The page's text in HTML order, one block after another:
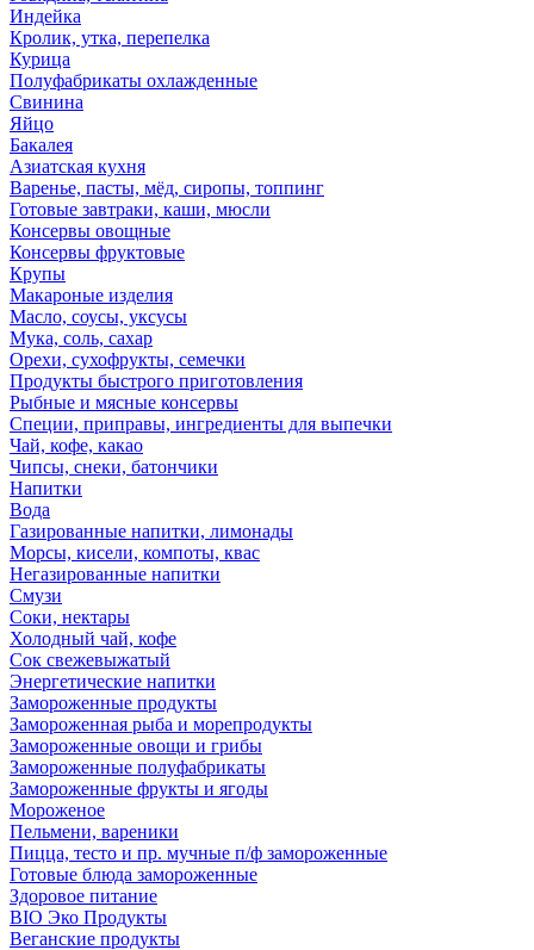
Индейка
Кролик, утка, перепелка
Курица
Полуфабрикаты охлажденные
Свинина
Яйцо
Бакалея
Азиатская кухня
Варенье, пасты, мёд, сиропы, топпинг
Готовые завтраки, каши, мюсли
Консервы овощные
Консервы фруктовые
Крупы
Макароные изделия
Масло, соусы, уксусы
Мука, соль, сахар
Орехи, сухофрукты, семечки
Продукты быстрого приготовления
Рыбные и мясные консервы
Специи, приправы, ингредиенты для выпечки
Чай, кофе, какао
Чипсы, снеки, батончики
Напитки
Вода
Газированные напитки, лимонады
Морсы, кисели, компоты, квас
Негазированные напитки
Смузи
Соки, нектары
Холодный чай, кофе
Сок свежевыжатый
Энергетические напитки
Замороженные продукты
Замороженная рыба и морепродукты
Замороженные овощи и грибы
Замороженные полуфабрикаты
Замороженные фрукты и ягоды
Мороженое
Пельмени, вареники
Пицца, тесто и пр. мучные п/ф замороженные
Готовые блюда замороженные
Здоровое питание
BIO Эко Продукты
Веганские продукты